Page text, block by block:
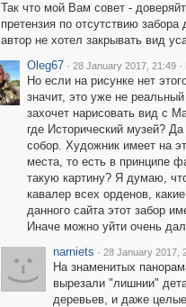
Так что мой Вам совет -
претензия по отсутствию
автор не хотел закрывать вид
Oleg67 · 28 January 2017, 21:49 ·
Но если на рисунке нет
значит, это уже не
захочет нарисовать вид с
где Исторический музей?
собор. Художник имеет на
места, то есть в принципе
такую картину? Я думаю,
кавалер всех орденов,
данного сайта этот забор
Иначе можно уйти очень
narniets · 28 January 2017,
На знаменитых
вырезали "лишнии"
деревьев, и даже